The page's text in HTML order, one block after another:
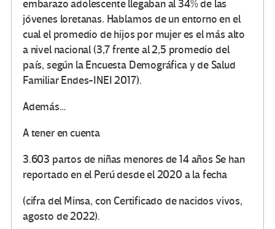
embarazo adolescente llegaban al 34% de las
jóvenes loretanas. Hablamos de un entorno en el
cual el promedio de hijos por mujer es el más alto
a nivel nacional (3,7 frente al 2,5 promedio del
país, según la Encuesta Demográfica y de Salud
Familiar Endes-INEI 2017).
Además…
A tener en cuenta
3.603 partos de niñas menores de 14 años Se han
reportado en el Perú desde el 2020 a la fecha
(cifra del Minsa, con Certificado de nacidos vivos,
agosto de 2022).